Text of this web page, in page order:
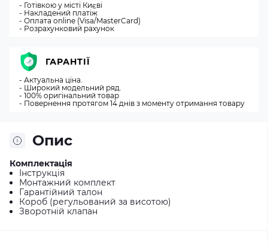
Опис
Комплектація
Інструкція
Монтажний комплект
Гарантійний талон
Короб (регульований за висотою)
Зворотній клапан
- Готівкою у місті Києві
- Накладений платіж
- Оплата online (Visa/MasterCard)
- Розрахунковий рахунок
ГАРАНТІЇ
- Актуальна ціна.
- Широкий модельний ряд.
- 100% оригінальний товар
- Повернення протягом 14 днів з моменту отримання товару